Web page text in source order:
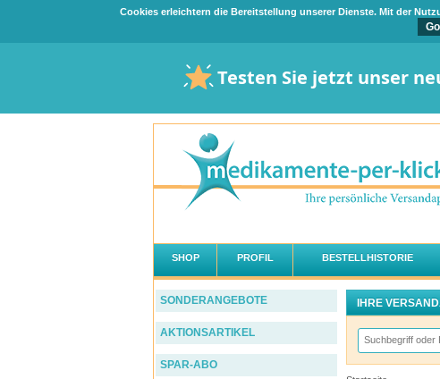
Cookies erleichtern die Bereitstellung unserer Dienste. Mit der
Testen Sie jetzt unser
SHOP PROFIL BESTELLHISTORIE
IHRE
SONDERANGEBOTE
AKTIONSARTIKEL
SPAR-ABO